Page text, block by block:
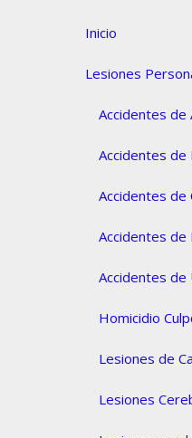
Inicio
Lesiones
Accidentes de
Accidentes de
Accidentes de
Accidentes de
Accidentes de
Homicidio
Lesiones de
Lesiones